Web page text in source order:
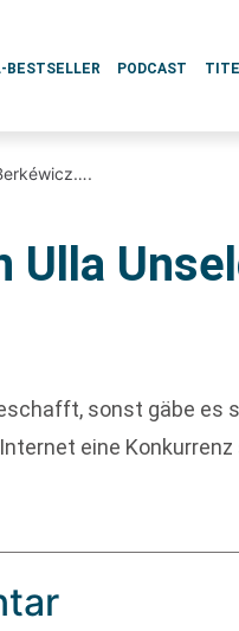
BESTSELLER PODCAST
Ulla
sonst gäbe es
eine Konkurrenz